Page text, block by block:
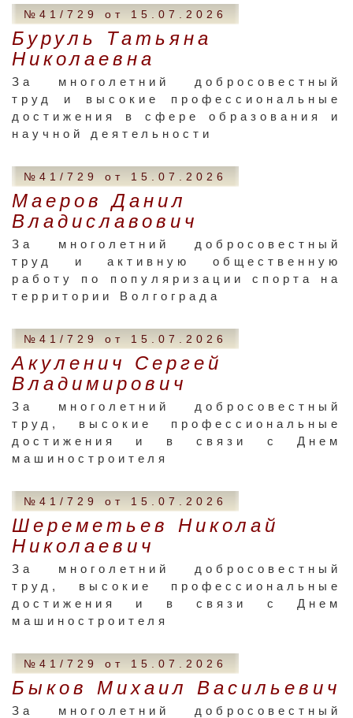
№41/729 от 15.07.2026
Буруль Татьяна
Николаевна
За многолетний добросовестный
труд и высокие профессиональные
достижения в сфере образования и
научной деятельности
№41/729 от 15.07.2026
Маеров Данил
Владиславович
За многолетний добросовестный
труд и активную общественную
работу по популяризации спорта на
территории Волгограда
№41/729 от 15.07.2026
Акуленич Сергей
Владимирович
За многолетний добросовестный
труд, высокие профессиональные
достижения и в связи с Днем
машиностроителя
№41/729 от 15.07.2026
Шереметьев Николай
Николаевич
За многолетний добросовестный
труд, высокие профессиональные
достижения и в связи с Днем
машиностроителя
№41/729 от 15.07.2026
Быков Михаил Васильевич
За многолетний добросовестный